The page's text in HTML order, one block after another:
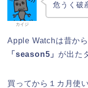
カイジ
危うく破
Apple Watchは昔か
「season5」 が出た
買ってから１カ月使